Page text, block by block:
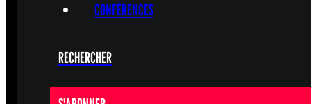
CONFÉRENCES
RECHERCHER